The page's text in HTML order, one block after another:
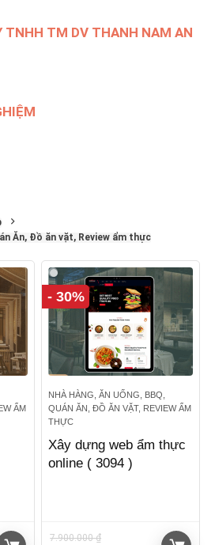
TNHH TM DV THANH NAM AN
Ăn, Đồ ăn vặt, Review ẩm thực
ẨM
- 30%
NHÀ HÀNG, ĂN UỐNG, BBQ,
QUÁN ĂN, ĐỒ ĂN VẶT, REVIEW ẨM
THỰC
Xây dựng web ẩm thực
online ( 3094 )
7.900.000₫